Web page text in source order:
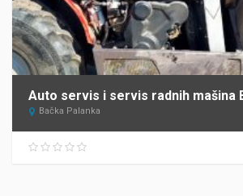
Bačka Palanka